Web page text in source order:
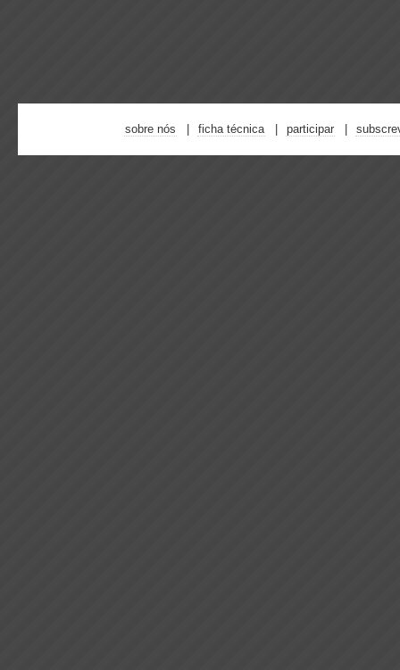
sobre nós ficha técnica participar